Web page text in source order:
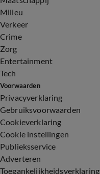
Milieu
Verkeer
Crime
Zorg
Entertainment
Tech
Voorwaarden
Privacyverklaring
Gebruiksvoorwaarden
Cookieverklaring
Cookie instellingen
Publieksservice
Adverteren
Toegankelijkheidsverklaring